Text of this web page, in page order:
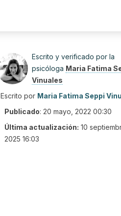
Escrito y verificado por la
psicóloga Maria Fatima
Vinuales
Escrito por Maria Fatima Seppi
Publicado: 20 mayo, 2022 00:30
Última actualización: 10
2025 16:03